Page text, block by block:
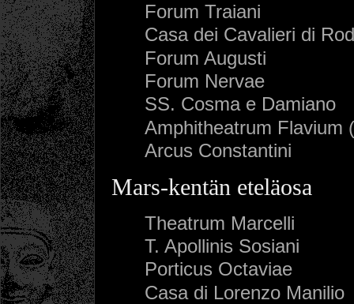
Forum Traiani
Casa dei Cavalieri di
Forum Augusti
Forum Nervae
SS. Cosma e Damiano
Amphitheatrum Flavium
Arcus Constantini
Mars-kentän eteläosa
Theatrum Marcelli
T. Apollinis Sosiani
Porticus Octaviae
Casa di Lorenzo Manilio